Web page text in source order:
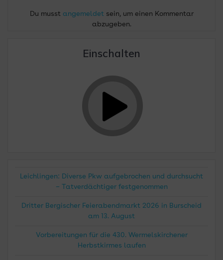
Du musst angemeldetsein, um einen Kommentar
abzugeben.
Einschalten
Leichlingen: Diverse Pkw aufgebrochen und durchsucht
– Tatverdächtiger festgenommen
Dritter Bergischer Feierabendmarkt 2026 in Burscheid
am 13. August
Vorbereitungen für die 430. Wermelskirchener
Herbstkirmes laufen